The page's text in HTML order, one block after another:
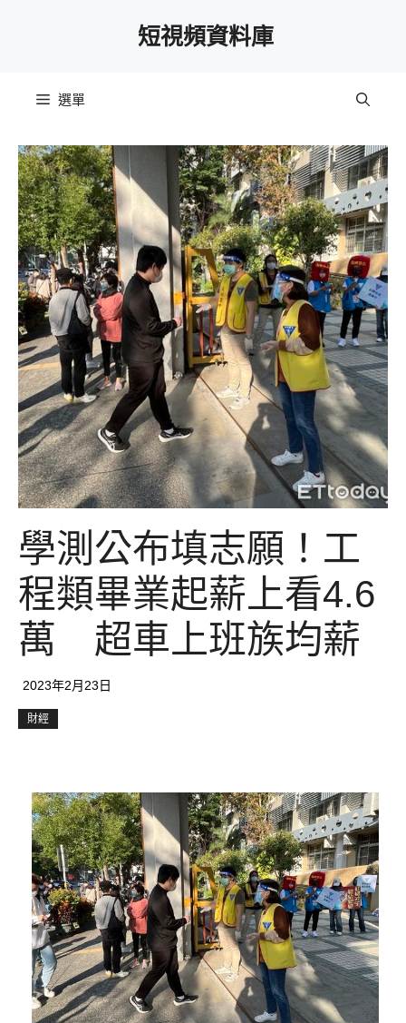
短視頻資料庫
選單
學測公布填志願！工
程類畢業起薪上看4.6
萬 超車上班族均薪
2023年2月23日
財經